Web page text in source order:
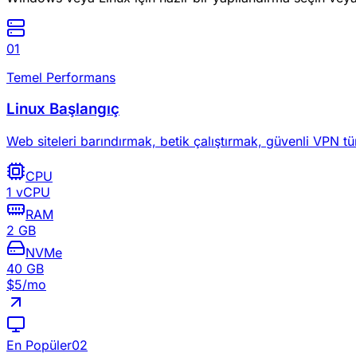
01
Temel Performans
Linux Başlangıç
Web siteleri barındırmak, betik çalıştırmak, güvenli VPN
CPU
1 vCPU
RAM
2 GB
NVMe
40 GB
$5/mo
En Popüler02